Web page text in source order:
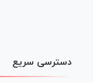
دسترسی سریع